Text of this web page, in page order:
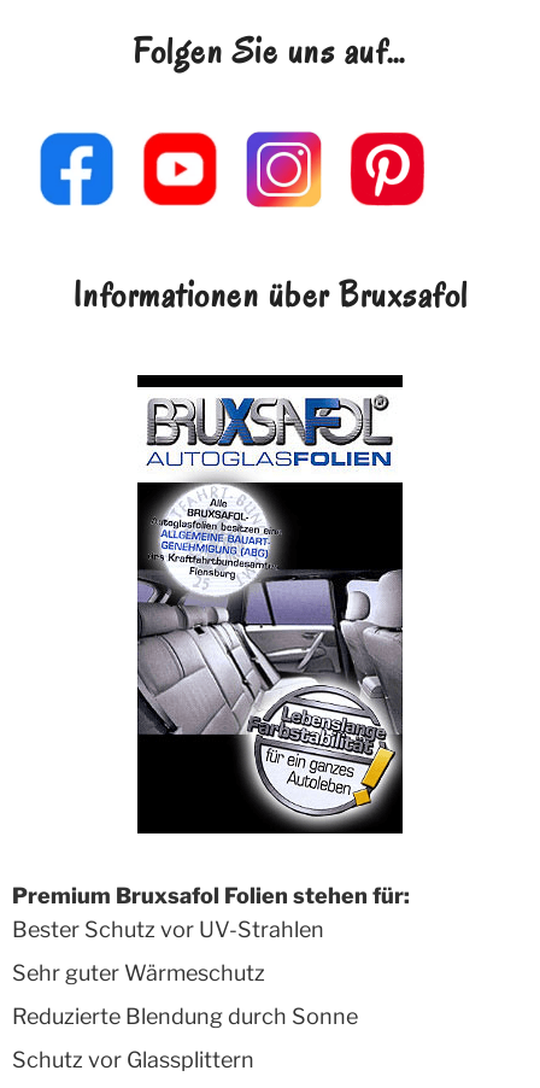
Folgen Sie uns auf…
Informationen über Bruxsafol
Premium Bruxsafol Folien stehen für:
Bester Schutz vor UV-Strahlen
Sehr guter Wärmeschutz
Reduzierte Blendung durch Sonne
Schutz vor Glassplittern